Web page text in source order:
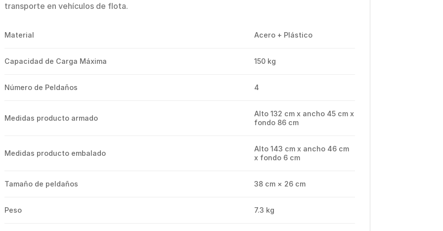
transporte en vehículos de flota.
Material Acero + Plástico
Capacidad de Carga Máxima 150 kg
Número de Peldaños 4
Medidas producto armado
Alto 132 cm x ancho 45 cm x
fondo 86 cm
Medidas producto embalado
Alto 143 cm x ancho 46 cm
x fondo 6 cm
Tamaño de peldaños 38 cm × 26 cm
Peso 7.3 kg